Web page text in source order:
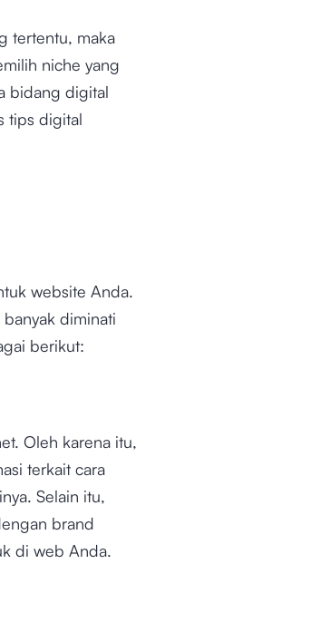
tertentu, maka
niche yang
bidang digital
tips digital
website Anda.
diminati
berikut:
Oleh karena itu,
terkait cara
Selain itu,
brand
di web Anda.